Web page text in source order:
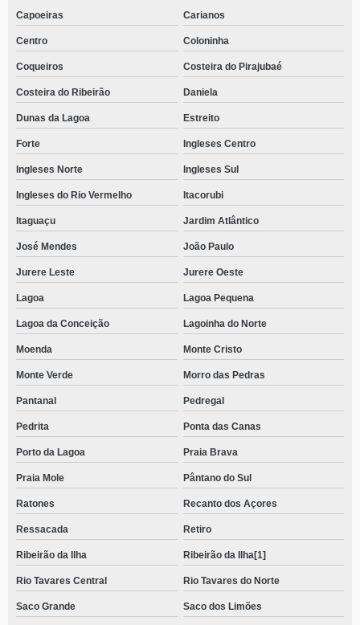
Capoeiras Carianos
Centro Coloninha
Coqueiros Costeira do Pirajubaé
Costeira do Ribeirão Daniela
Dunas da Lagoa Estreito
Forte Ingleses Centro
Ingleses Norte Ingleses Sul
Ingleses do Rio Vermelho Itacorubi
Itaguaçu Jardim Atlântico
José Mendes João Paulo
Jurere Leste Jurere Oeste
Lagoa Lagoa Pequena
Lagoa da Conceição Lagoinha do Norte
Moenda Monte Cristo
Monte Verde Morro das Pedras
Pantanal Pedregal
Pedrita Ponta das Canas
Porto da Lagoa Praia Brava
Praia Mole Pântano do Sul
Ratones Recanto dos Açores
Ressacada Retiro
Ribeirão da Ilha Ribeirão da Ilha[1]
Rio Tavares Central Rio Tavares do Norte
Saco Grande Saco dos Limões